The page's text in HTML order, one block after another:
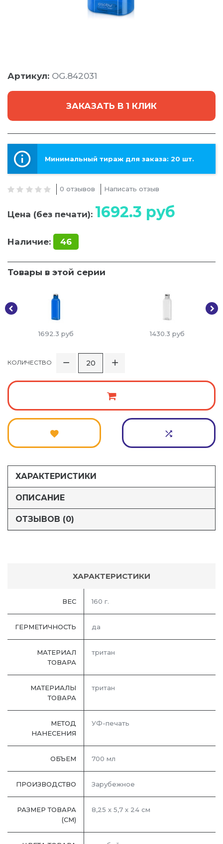
Артикул: OG.842031
ЗАКАЗАТЬ В 1 КЛИК
Минимальный тираж для заказа: 20 шт.
0 отзывов Написать отзыв
Цена (без печати): 1692.3 руб
Наличие: 46
Товары в этой серии
1692.3 руб 1430.3 руб
КОЛИЧЕСТВО
ХАРАКТЕРИСТИКИ
ОПИСАНИЕ
ОТЗЫВОВ (0)
ХАРАКТЕРИСТИКИ
ВЕС 160 г.
ГЕРМЕТИЧНОСТЬ да
МАТЕРИАЛ
ТОВАРА
тритан
МАТЕРИАЛЫ
ТОВАРА
тритан
МЕТОД
НАНЕСЕНИЯ
УФ-печать
ОБЪЕМ 700 мл
ПРОИЗВОДСТВО Зарубежное
РАЗМЕР ТОВАРА
(СМ)
8,25 х 5,7 х 24 см